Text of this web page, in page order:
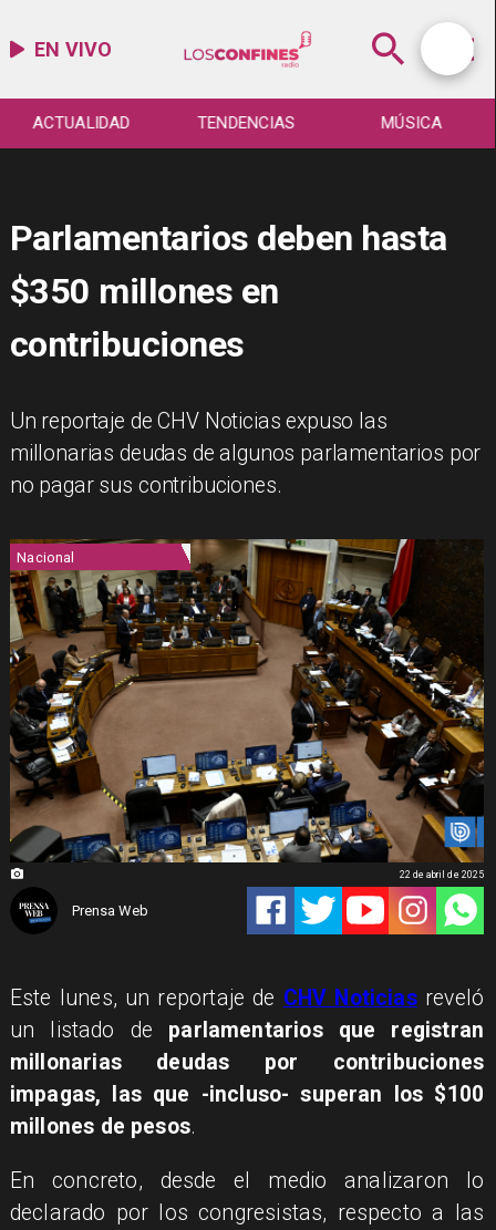
EN VIVO
ACTUALIDAD TENDENCIAS MÚSICA
Parlamentarios deben hasta
$350 millones en
contribuciones
Un reportaje de CHV Noticias expuso las
millonarias deudas de algunos parlamentarios por
no pagar sus contribuciones.
Nacional
Prensa Web
22 de abril de 2025
Este lunes, un reportaje de CHV Noticiasreveló
un listado de parlamentarios que registran
millonarias deudas por contribuciones
impagas, las que -incluso- superan los $100
millones de pesos.
En concreto, desde el medio analizaron lo
declarado por los congresistas, respecto a las